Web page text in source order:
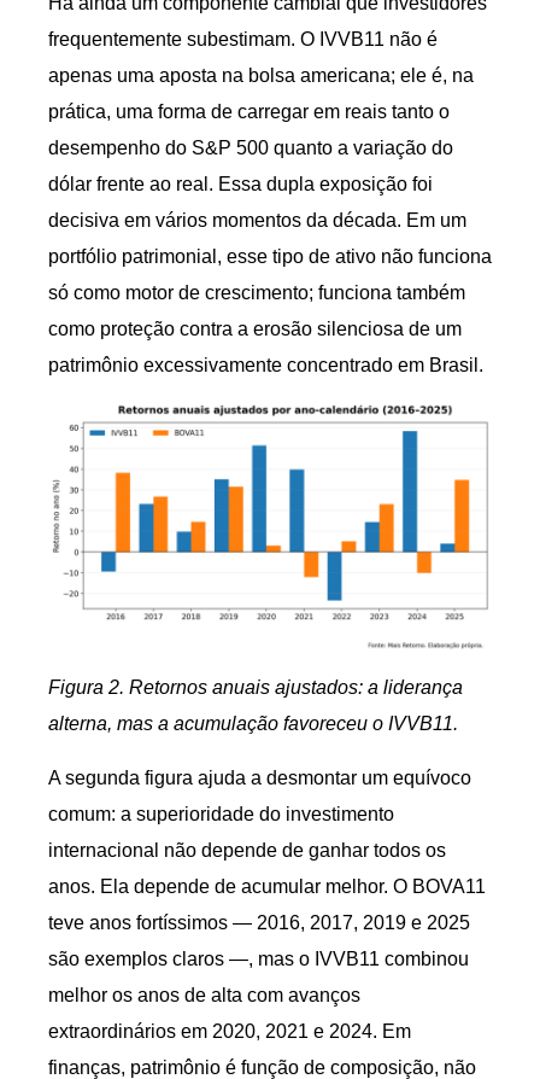
frequentemente subestimam. O IVVB11 não é
apenas uma aposta na bolsa americana; ele é, na
prática, uma forma de carregar em reais tanto o
desempenho do S&P 500 quanto a variação do
dólar frente ao real. Essa dupla exposição foi
decisiva em vários momentos da década. Em um
portfólio patrimonial, esse tipo de ativo não funciona
só como motor de crescimento; funciona também
como proteção contra a erosão silenciosa de um
patrimônio excessivamente concentrado em Brasil.
Figura 2. Retornos anuais ajustados: a liderança
alterna, mas a acumulação favoreceu o IVVB11.
A segunda figura ajuda a desmontar um equívoco
comum: a superioridade do investimento
internacional não depende de ganhar todos os
anos. Ela depende de acumular melhor. O BOVA11
teve anos fortíssimos — 2016, 2017, 2019 e 2025
são exemplos claros —, mas o IVVB11 combinou
melhor os anos de alta com avanços
extraordinários em 2020, 2021 e 2024. Em
finanças, patrimônio é função de composição, não